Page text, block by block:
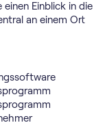
einen Einblick in die
an einem Ort